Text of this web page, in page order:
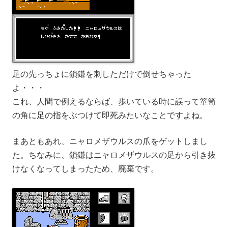
足の先っちょに鎖鎌を刺しただけで倒せちゃった
よ・・・
これ、人間で例えるならば、歩いている時に誤って箪笥
の角に足の指をぶつけて即死みたいなことですよね。
まあともあれ、ニャロメザウルスの爪をゲットしまし
た。ちなみに、鎖鎌はニャロメザウルスの足から引き抜
けなくなってしまったため、廃棄です。